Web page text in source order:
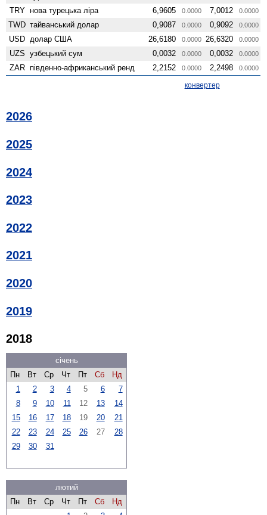
TRY нова турецька ліра 6,9605 0.0000 7,0012 0.0000
TWD тайванський долар 0,9087 0.0000 0,9092 0.0000
USD долар США 26,6180 0.0000 26,6320 0.0000
UZS узбецький сум 0,0032 0.0000 0,0032 0.0000
ZAR південно-африканський ренд 2,2152 0.0000 2,2498 0.0000
конвертер
2026
2025
2024
2023
2022
2021
2020
2019
2018
січень
Пн
Вт Ср Чт Пт Сб
Нд
1
2 3 4 5 6
7
8
9 10 11 12 13
14
15
16 17 18 19 20
21
22
23 24 25 26 27
28
29
30 31
лютий
Пн
Вт Ср Чт Пт Сб
Нд